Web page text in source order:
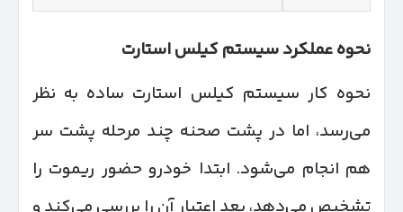
نحوه عملکرد سیستم کیلس استارت
نحوه کار سیستم کیلس استارت ساده به نظر
می‌رسد، اما در پشت صحنه چند مرحله پشت سر
هم انجام می‌شود. ابتدا خودرو حضور ریموت را